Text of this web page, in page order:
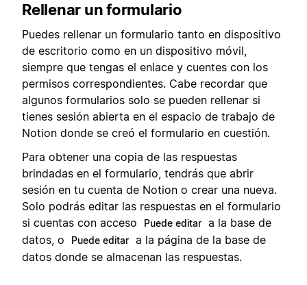
Rellenar un formulario
Puedes rellenar un formulario tanto en dispositivo
de escritorio como en un dispositivo móvil,
siempre que tengas el enlace y cuentes con los
permisos correspondientes. Cabe recordar que
algunos formularios solo se pueden rellenar si
tienes sesión abierta en el espacio de trabajo de
Notion donde se creó el formulario en cuestión.
Para obtener una copia de las respuestas
brindadas en el formulario, tendrás que abrir
sesión en tu cuenta de Notion o crear una nueva.
Solo podrás editar las respuestas en el formulario
si cuentas con acceso
Puede editar a la base de
datos, o
Puede editar a la página de la base de
datos donde se almacenan las respuestas.